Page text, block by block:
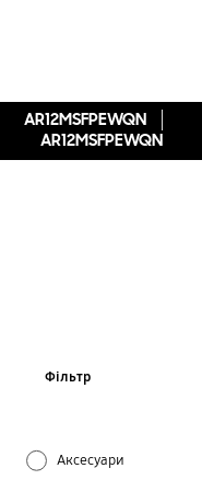
AR12MSFPEWQN
AR12MSFPEWQN
Фільтр
Аксесуари